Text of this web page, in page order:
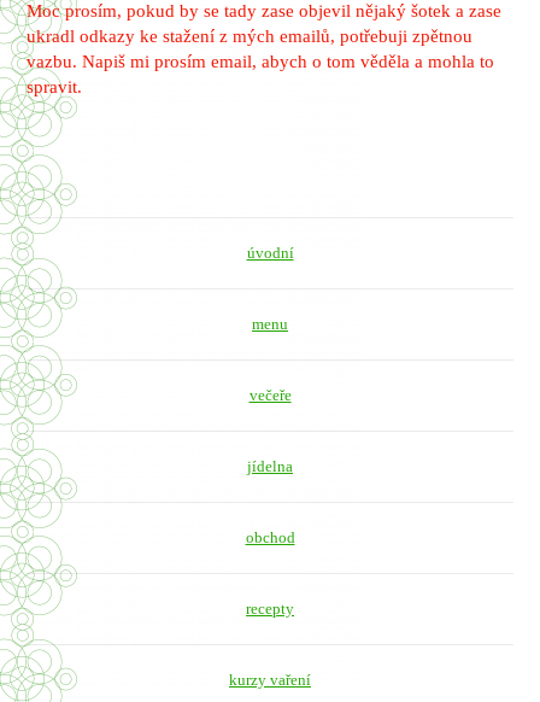
Moc prosím, pokud by se tady zase objevil nějaký šotek a zase
ukradl odkazy ke stažení z mých emailů, potřebuji zpětnou
vazbu. Napiš mi prosím email, abych o tom věděla a mohla to
spravit.
úvodní
menu
večeře
jídelna
obchod
recepty
kurzy vaření